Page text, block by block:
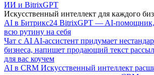
ИИ и BitrixGPT
Искусственный интеллект для каждого
AI в Битрикс24 BitrixGPT — AI-помощник,
всю рутину на себя
Чат с AI AI-ассистент придумает
бизнеса, напишет продающий текст
для вас коучем
AI в CRM Искусственный интеллект